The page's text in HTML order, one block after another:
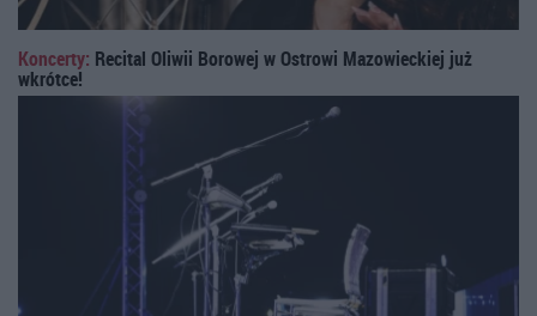
Koncerty: Recital Oliwii Borowej w Ostrowi Mazowieckiej już
wkrótce!